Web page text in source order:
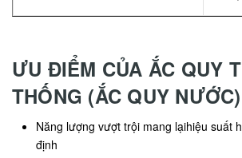
ƯU ĐIỂM CỦA ẮC QUY
THỐNG (ẮC QUY NƯỚC)
Năng lượng vượt trội mang lạihiệu suất
định